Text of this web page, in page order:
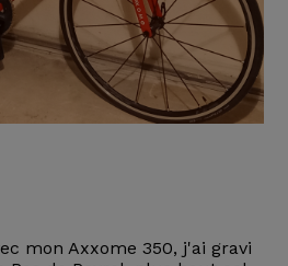
mon Axxome 350, j'ai gravi